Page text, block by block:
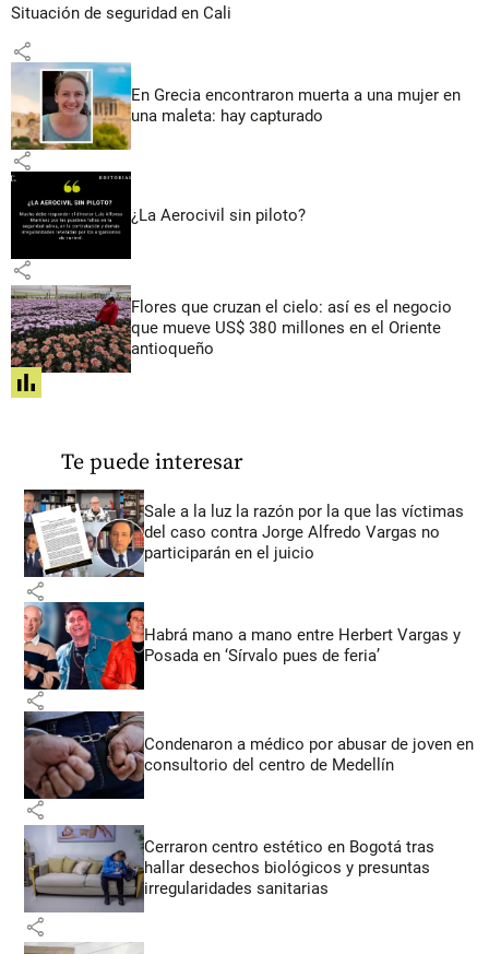
Situación de seguridad en Cali
share
En Grecia encontraron muerta a una mujer en
una maleta: hay capturado
share
¿La Aerocivil sin piloto?
share
Flores que cruzan el cielo: así es el negocio
que mueve US$ 380 millones en el Oriente
antioqueño
share
Te puede interesar
Sale a la luz la razón por la que las víctimas
del caso contra Jorge Alfredo Vargas no
participarán en el juicio
share
Habrá mano a mano entre Herbert Vargas y
Posada en ‘Sírvalo pues de feria’
share
Condenaron a médico por abusar de joven en
consultorio del centro de Medellín
share
Cerraron centro estético en Bogotá tras
hallar desechos biológicos y presuntas
irregularidades sanitarias
share